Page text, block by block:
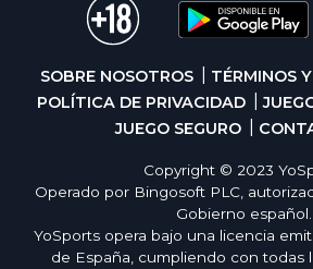
SOBRE NOSOTROS
TÉRMINOS
POLÍTICA DE PRIVACIDAD
JUEGO SEGURO
Copyright © 2023
Operado por Bingosoft PLC,
Gobierno español.
YoSports opera bajo una licencia
de España, cumpliendo con todas